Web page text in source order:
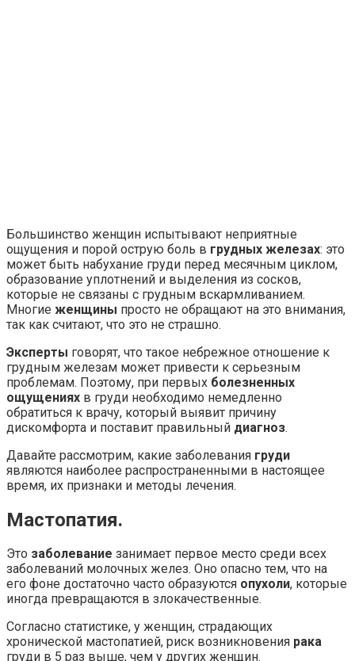
Большинство женщин испытывают неприятные
ощущения и порой острую боль в грудных железах: это
может быть набухание груди перед месячным циклом,
образование уплотнений и выделения из сосков,
которые не связаны с грудным вскармливанием.
Многие женщины просто не обращают на это внимания,
так как считают, что это не страшно.
Эксперты говорят, что такое небрежное отношение к
грудным железам может привести к серьезным
проблемам. Поэтому, при первых болезненных
ощущениях в груди необходимо немедленно
обратиться к врачу, который выявит причину
дискомфорта и поставит правильный диагноз.
Давайте рассмотрим, какие заболевания груди
являются наиболее распространенными в настоящее
время, их признаки и методы лечения.
Мастопатия.
Это заболевание занимает первое место среди всех
заболеваний молочных желез. Оно опасно тем, что на
его фоне достаточно часто образуются опухоли, которые
иногда превращаются в злокачественные.
Согласно статистике, у женщин, страдающих
хронической мастопатией, риск возникновения рака
груди в 5 раз выше, чем у других женщин.